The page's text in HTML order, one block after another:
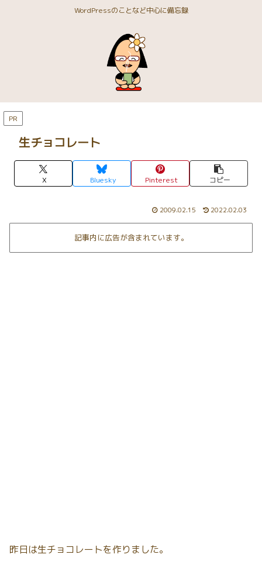
WordPressのことなど中心に備忘録
PR
生チョコレート
X Bluesky Pinterest コピー
2009.02.15 2022.02.03
記事内に広告が含まれています。
昨日は生チョコレートを作りました。